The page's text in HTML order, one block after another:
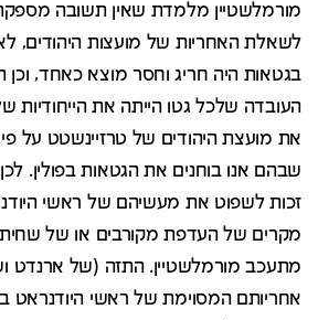
מורמלשטיין מלמדת שאין תשובה
לשאלת האחריות של מועצות היהודים,
בגטאות היה חריג וחסר מוצא כאחד,
העובדה שלכל גטו הייתה את הייחודיות
את מועצת היהודים של טרזיינשטט על
שבהם אנו בוחנים את הגטאות בפולין.
זכות לשפוט את מעשיהם של ראשי
מקרים של העדפת מקורבים או של
מתעכב מורמלשטיין. התזה (של ארנדט
אחריותם המסוימת של ראשי היודנראט